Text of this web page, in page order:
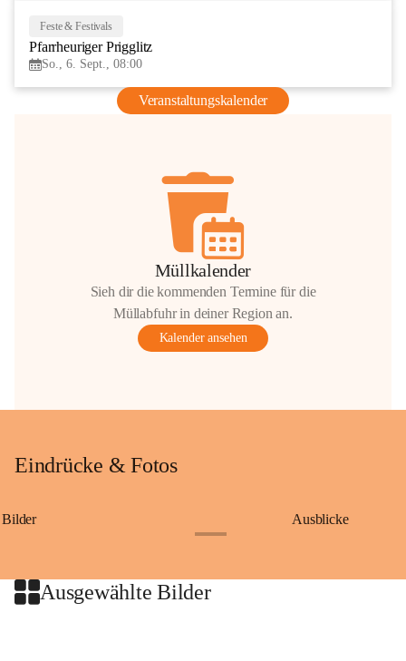
Feste & Festivals
Pfarrheuriger Prigglitz
So., 6. Sept., 08:00
Veranstaltungskalender
Müllkalender
Sieh dir die kommenden Termine für die
Müllabfuhr in deiner Region an.
Kalender ansehen
Eindrücke & Fotos
Bilder Ausblicke
Ausgewählte Bilder